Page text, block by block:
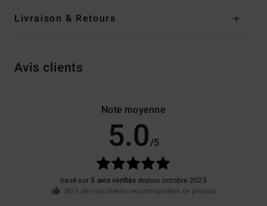
Livraison & Retours
Avis clients
Note moyenne
5.0/5
basé sur 5 avis vérifiésdepuis octobre 2025
80% de nos clients recommandent ce produit